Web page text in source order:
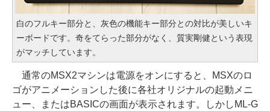
白のフルキー部分と、灰色の機能キー部分との対比が美しいキ
ーボードです。奇をてらった部分がなく、質実剛健という表現
がマッチしています。
通常のMSX2マシンは電源をオンにすると、MSXのロ
ゴがアニメーションした後に各社オリジナルの起動メニ
ュー、またはBASICの画面が表示されます。しかしML-G